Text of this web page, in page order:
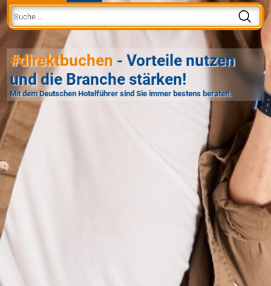
#direktbuchen - Vorteile nutzen
und die Branche stärken!
Mit dem Deutschen Hotelführer sind Sie immer bestens beraten.